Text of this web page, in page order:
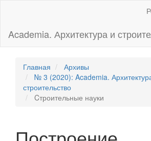
Основное
содержимое
панель
Academia. Архитектура и
Главная
Архивы
№ 3 (2020): Academia.
строительство
Cтроительные науки